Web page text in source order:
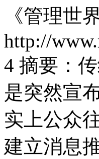
《管理世
http://
4 摘要：
是突然宣
实上公众
建立消息